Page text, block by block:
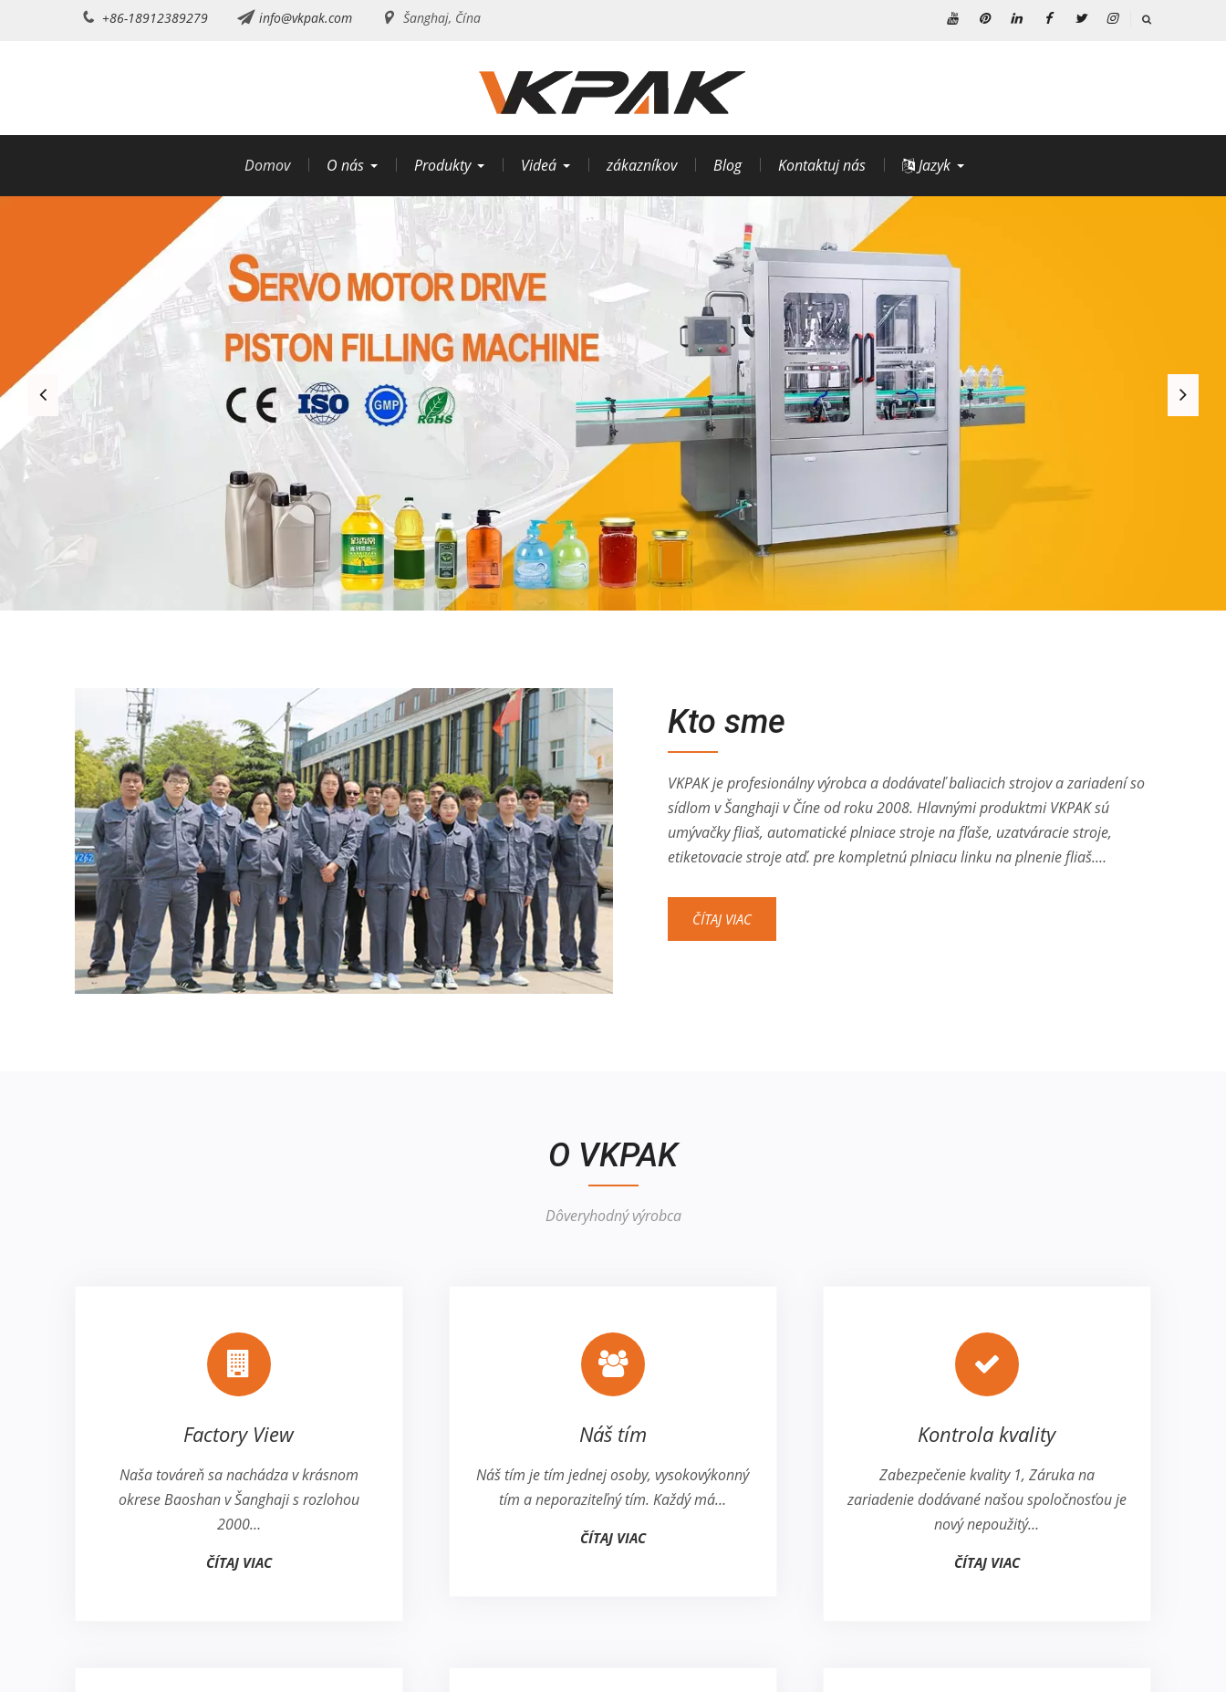
+86-18912389279 info@vkpak.com Šanghaj, Čína
Domov O nás Produkty Videá zákazníkov Blog Kontaktuj nás Jazyk
Kto sme
VKPAK je profesionálny výrobca a dodávateľ baliacich strojov a zariadení so
sídlom v Šanghaji v Číne od roku 2008. Hlavnými produktmi VKPAK sú
umývačky fliaš, automatické plniace stroje na fľaše, uzatváracie stroje,
etiketovacie stroje atď. pre kompletnú plniacu linku na plnenie fliaš.…
ČÍTAJ VIAC
O VKPAK
Dôveryhodný výrobca
Factory View
Naša továreň sa nachádza v krásnom
okrese Baoshan v Šanghaji s rozlohou
2000…
ČÍTAJ VIAC
Náš tím
Náš tím je tím jednej osoby, vysokovýkonný
tím a neporaziteľný tím. Každý má…
ČÍTAJ VIAC
Kontrola kvality
Zabezpečenie kvality 1, Záruka na
zariadenie dodávané našou spoločnosťou je
nový nepoužitý…
ČÍTAJ VIAC